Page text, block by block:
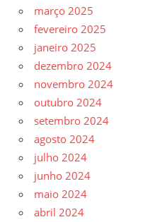
março 2025
fevereiro 2025
janeiro 2025
dezembro 2024
novembro 2024
outubro 2024
setembro 2024
agosto 2024
julho 2024
junho 2024
maio 2024
abril 2024